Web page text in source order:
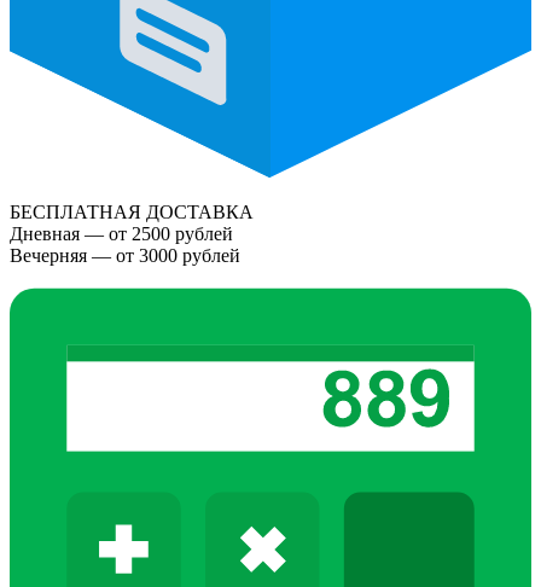
БЕСПЛАТНАЯ ДОСТАВКА
Дневная — от 2500 рублей
Вечерняя — от 3000 рублей